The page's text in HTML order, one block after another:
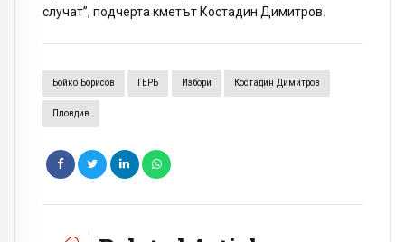
случат”, подчерта кметът Костадин Димитров.
Бойко Борисов ГЕРБ Избори Костадин Димитров
Пловдив